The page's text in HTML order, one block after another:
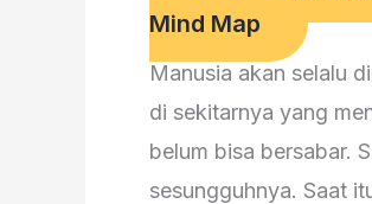
Mind Map
Manusia akan selalu
di sekitarnya yang
belum bisa bersabar.
sesungguhnya. Saat